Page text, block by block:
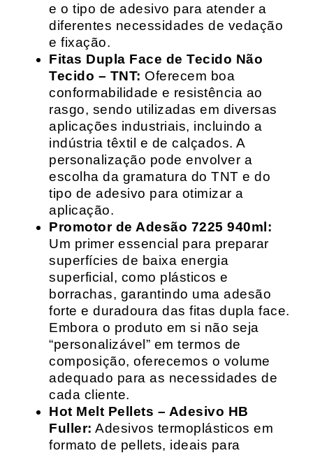
e o tipo de adesivo para atender a
diferentes necessidades de vedação
e fixação.
Fitas Dupla Face de Tecido Não
Tecido – TNT: Oferecem boa
conformabilidade e resistência ao
rasgo, sendo utilizadas em diversas
aplicações industriais, incluindo a
indústria têxtil e de calçados. A
personalização pode envolver a
escolha da gramatura do TNT e do
tipo de adesivo para otimizar a
aplicação.
Promotor de Adesão 7225 940ml:
Um primer essencial para preparar
superfícies de baixa energia
superficial, como plásticos e
borrachas, garantindo uma adesão
forte e duradoura das fitas dupla face.
Embora o produto em si não seja
“personalizável” em termos de
composição, oferecemos o volume
adequado para as necessidades de
cada cliente.
Hot Melt Pellets – Adesivo HB
Fuller: Adesivos termoplásticos em
formato de pellets, ideais para